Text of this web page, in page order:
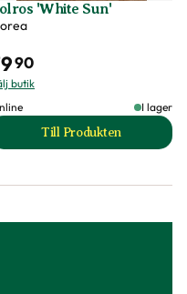
Nite' F1 produktsida
'White Sun'
90
butik
I lager
Till Produkten
till Solros 'White